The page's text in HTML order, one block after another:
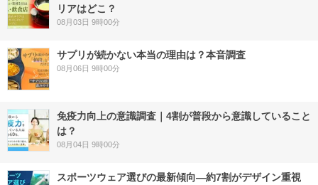
リアはどこ？
08月03日 9時00分
サプリが続かない本当の理由は？本音調査
08月06日 9時00分
免疫力向上の意識調査｜4割が普段から意識していること
は？
08月04日 9時00分
スポーツウェア選びの最新傾向―約7割がデザイン重視